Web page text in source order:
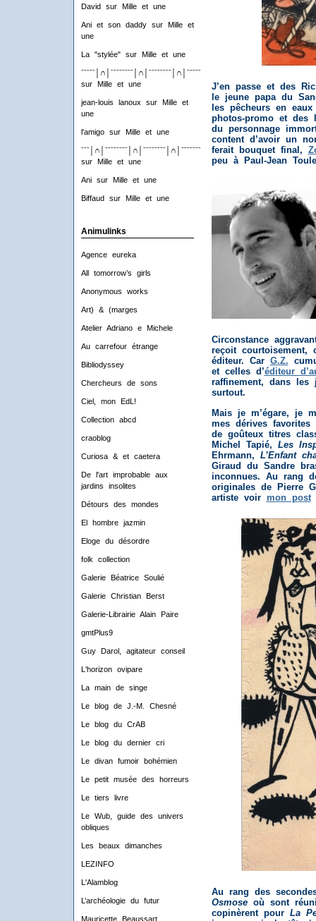
David sur Mille et une
Ani et son daddysur
Mille et
une
La "stylée"sur Mille et une
ˉˉˉˉˉ│∩│ˉˉˉˉˉˉˉˉ│∩│ˉˉˉˉˉˉˉˉ│∩│ˉˉˉˉˉˉˉˉ│∩│ˉˉˉˉ
sur
Mille et une
jean-louis lanoux sur
Mille et
une
l'amigosur Mille et une
ˉˉˉ│∩│ˉˉˉˉˉˉˉˉ│∩│ˉˉˉˉˉˉˉˉ│∩│ˉˉˉˉˉˉˉˉ│∩│ˉˉˉ
sur
Mille et une
Anisur Mille et une
Biffaud sur Mille et une
Animulinks
Agence eureka
All tomorrow’s girls
Anonymous works
Art) & (marges
Atelier Adriano e Michele
Au carrefour étrange
Bibliodyssey
Chercheurs de sons
Ciel, mon EdL!
Collection abcd
craoblog
Curiosa & et caetera
De l'art improbable aux
jardins insolites
Détours des mondes
El hombre jazmin
Eloge du désordre
folk collection
Galerie Béatrice Soulié
Galerie Christian Berst
Galerie-Librairie Alain Paire
gmtPlus9
Guy Darol, agitateur conseil
L'horizon ovipare
La main de singe
Le blog de J.-M. Chesné
Le blog du CrAB
Le blog du dernier cri
Le divan fumoir bohémien
Le petit musée des horreurs
Le tiers livre
Le Wub, guide des univers
obliques
Les beaux dimanches
LEZINFO
L'Alamblog
L’archéologie du futur
Mauricette Beaussart
J’en passe et des
le jeune papa du
les pêcheurs en
photos-promo et des
du personnage
content d’avoir un
ferait bouquet final,
peu à Paul-Jean
Circonstance
reçoit courtoisement,
éditeur. Car G.Z.
et celles d’éditeur
raffinement, dans les
surtout.
Mais je m’égare, je
mes dérives
de goûteux titres
Michel Tapié, Les
Ehrmann, L’Enfant
Giraud du Sandre
inconnues. Au rang
originales de Pierre
artiste voir mon post
Au rang des
Osmoseoù sont
copinèrent pour La